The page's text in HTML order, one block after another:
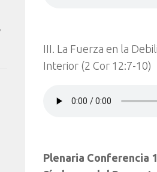
III. La Fuerza en la
Interior (2 Cor 12:7-10)
Plenaria Conferencia